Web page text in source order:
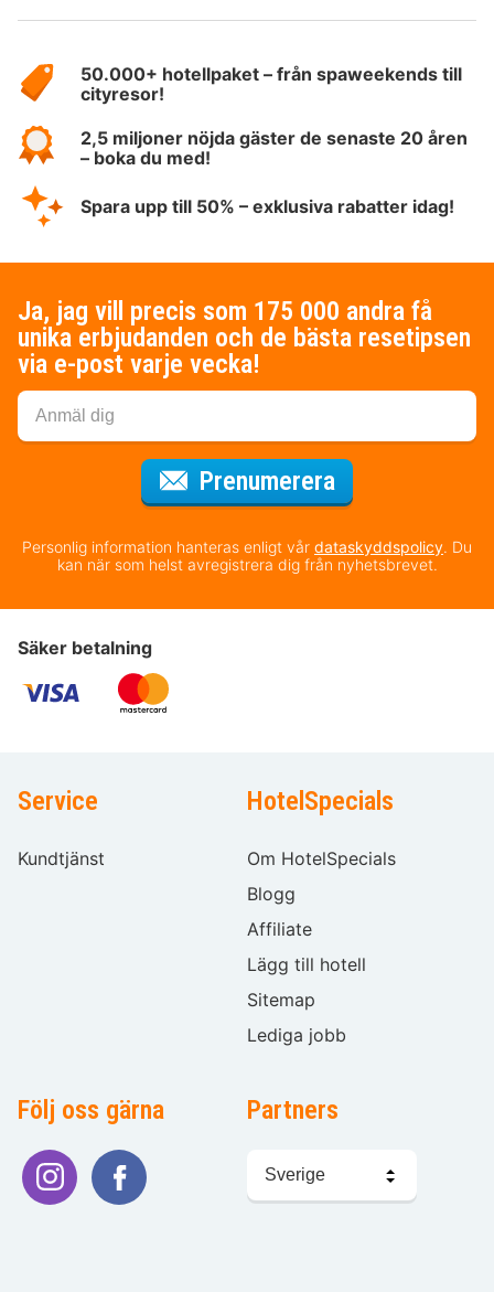
HotelSpecials50.000+ hotellpaket – från spaweekends till
cityresor!
2,5 miljoner nöjda gäster de senaste 20 åren
– boka du med!
Spara upp till 50% – exklusiva rabatter idag!
Ja, jag vill precis som 175 000 andra få
unika erbjudanden och de bästa resetipsen
via e-post varje vecka!
Prenumerera
Personlig information hanteras enligt vår dataskyddspolicy. Du
kan när som helst avregistrera dig från nyhetsbrevet.
Säker betalning
Service
Kundtjänst
HotelSpecials
Om HotelSpecials
Blogg
Affiliate
Lägg till hotell
Sitemap
Lediga jobb
Följ oss gärna Partners
språk